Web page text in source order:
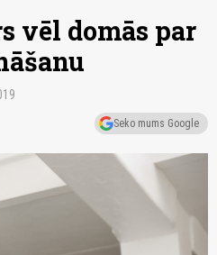
vēl domās par
Seko mums Google